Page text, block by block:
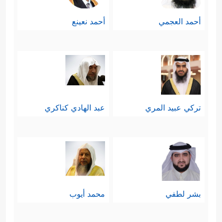
أحمد العجمي أحمد نعينع
تركي عبيد المري عبد الهادي كناكري
بشر لطفي محمد أيوب